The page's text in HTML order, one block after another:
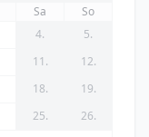
Sa
So
4.
5.
11.
12.
18.
19.
25.
26.